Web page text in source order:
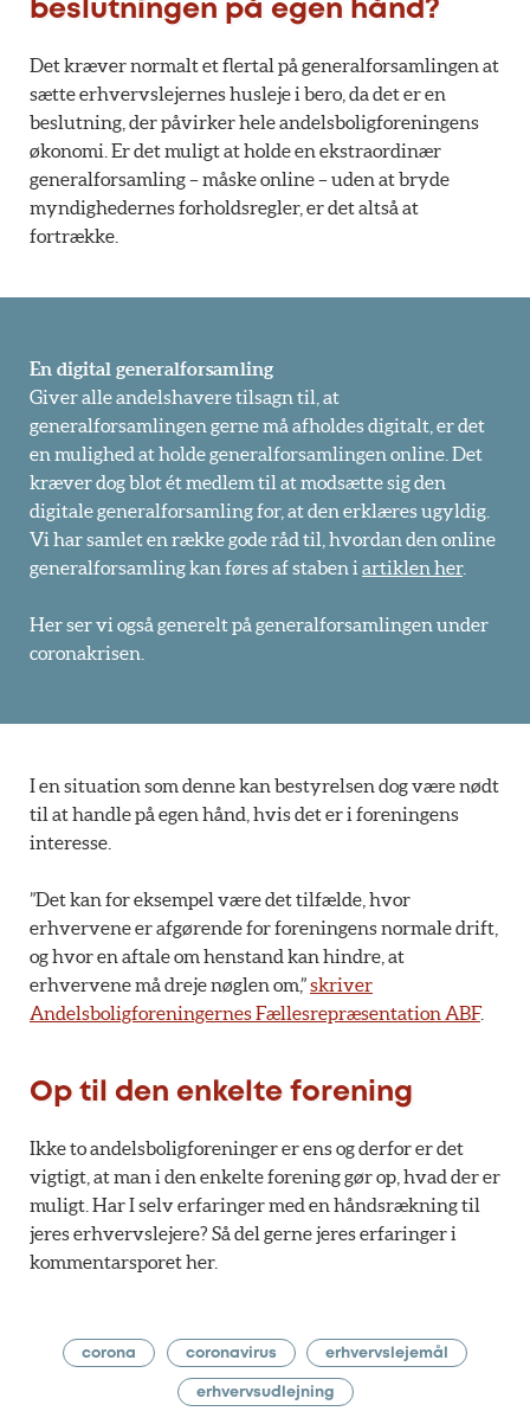
beslutningen på egen hånd?
Det kræver normalt et flertal på generalforsamlingen at
sætte erhvervslejernes husleje i bero, da det er en
beslutning, der påvirker hele andelsboligforeningens
økonomi. Er det muligt at holde en ekstraordinær
generalforsamling – måske online – uden at bryde
myndighedernes forholdsregler, er det altså at
fortrække.
En digital generalforsamling
Giver alle andelshavere tilsagn til, at
generalforsamlingen gerne må afholdes digitalt, er det
en mulighed at holde generalforsamlingen online. Det
kræver dog blot ét medlem til at modsætte sig den
digitale generalforsamling for, at den erklæres ugyldig.
Vi har samlet en række gode råd til, hvordan den online
generalforsamling kan føres af staben i artiklen her.
Her ser vi også generelt på generalforsamlingen under
coronakrisen.
I en situation som denne kan bestyrelsen dog være nødt
til at handle på egen hånd, hvis det er i foreningens
interesse.
”Det kan for eksempel være det tilfælde, hvor
erhvervene er afgørende for foreningens normale drift,
og hvor en aftale om henstand kan hindre, at
erhvervene må dreje nøglen om,”skriver
Andelsboligforeningernes Fællesrepræsentation ABF.
Op til den enkelte forening
Ikke to andelsboligforeninger er ens og derfor er det
vigtigt, at man i den enkelte forening gør op, hvad der er
muligt. Har I selv erfaringer med en håndsrækning til
jeres erhvervslejere? Så del gerne jeres erfaringer i
kommentarsporet her.
corona coronavirus erhvervslejemål
erhvervsudlejning